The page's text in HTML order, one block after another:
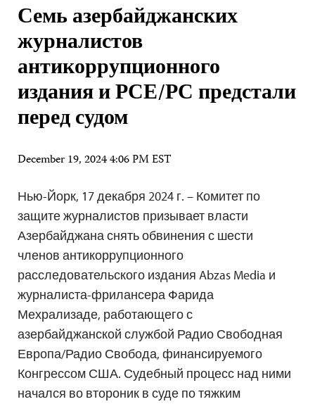
Семь азербайджанских
журналистов
антикоррупционного
издания и РСЕ/РС предстали
перед судом
December 19, 2024 4:06 PM EST
Нью-Йорк, 17 декабря 2024 г. – Комитет по
защите журналистов призывает власти
Азербайджана снять обвинения с шести
членов антикоррупционного
расследовательского издания Abzas Media и
журналиста-фрилансера Фарида
Мехрализаде, работающего с
азербайджанской службой Радио Свободная
Европа/Радио Свобода, финансируемого
Конгрессом США. Судебный процесс над ними
начался во второник в суде по тяжким